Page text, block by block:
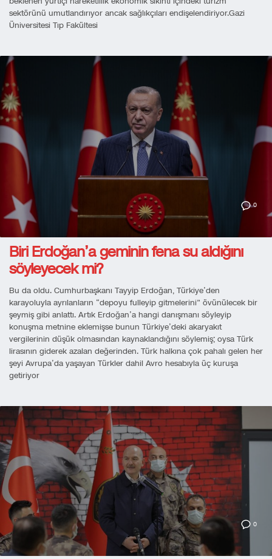
sektörünü umutlandırıyor ancak sağlıkçıları endişelendiriyor.Gazi
Üniversitesi Tıp Fakültesi
0
Biri Erdoğan’a geminin fena su aldığını
söyleyecek mi?
Bu da oldu. Cumhurbaşkanı Tayyip Erdoğan, Türkiye’den
karayoluyla ayrılanların “depoyu fulleyip gitmelerini” övünülecek bir
şeymiş gibi anlattı. Artık Erdoğan’a hangi danışmanı söyleyip
konuşma metnine eklemişse bunun Türkiye’deki akaryakıt
vergilerinin düşük olmasından kaynaklandığını söylemiş; oysa Türk
lirasının giderek azalan değerinden. Türk halkına çok pahalı gelen her
şeyi Avrupa’da yaşayan Türkler dahil Avro hesabıyla üç kuruşa
getiriyor
0